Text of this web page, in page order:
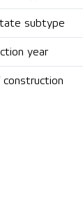
subtype
year